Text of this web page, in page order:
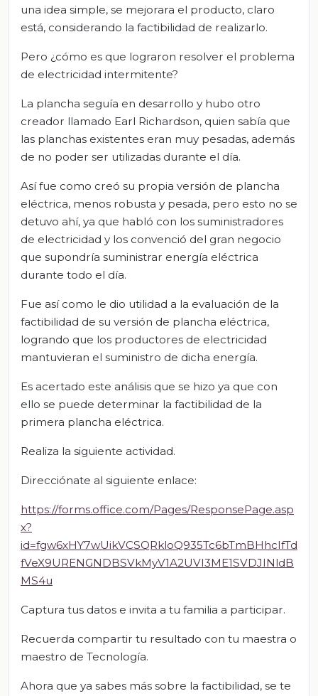
una idea simple, se mejorara el producto, claro
está, considerando la factibilidad de realizarlo.
Pero ¿cómo es que lograron resolver el problema
de electricidad intermitente?
La plancha seguía en desarrollo y hubo otro
creador llamado Earl Richardson, quien sabía que
las planchas existentes eran muy pesadas, además
de no poder ser utilizadas durante el día.
Así fue como creó su propia versión de plancha
eléctrica, menos robusta y pesada, pero esto no se
detuvo ahí, ya que habló con los suministradores
de electricidad y los convenció del gran negocio
que supondría suministrar energía eléctrica
durante todo el día.
Fue así como le dio utilidad a la evaluación de la
factibilidad de su versión de plancha eléctrica,
logrando que los productores de electricidad
mantuvieran el suministro de dicha energía.
Es acertado este análisis que se hizo ya que con
ello se puede determinar la factibilidad de la
primera plancha eléctrica.
Realiza la siguiente actividad.
Direcciónate al siguiente enlace:
https://forms.office.com/Pages/ResponsePage.asp
x?
id=fgw6xHY7wUikVCSQRkloQ935Tc6bTmBHhcIfTd
fVeX9URENGNDBSVkMyV1A2UVI3ME1SVDJINldB
MS4u
Captura tus datos e invita a tu familia a participar.
Recuerda compartir tu resultado con tu maestra o
maestro de Tecnología.
Ahora que ya sabes más sobre la factibilidad, se te